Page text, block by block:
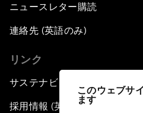
このウェブサ
ます
ニュースレター購読
連絡先 (英語のみ)
リンク
サステナビリティへの取り組み
採用情報 (英語のみ)